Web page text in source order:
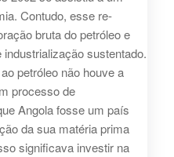
Contudo, esse re-
bruta do petróleo e
sustentado.
petróleo não houve a
processo de
Angola fosse um país
da sua matéria prima
significava investir na